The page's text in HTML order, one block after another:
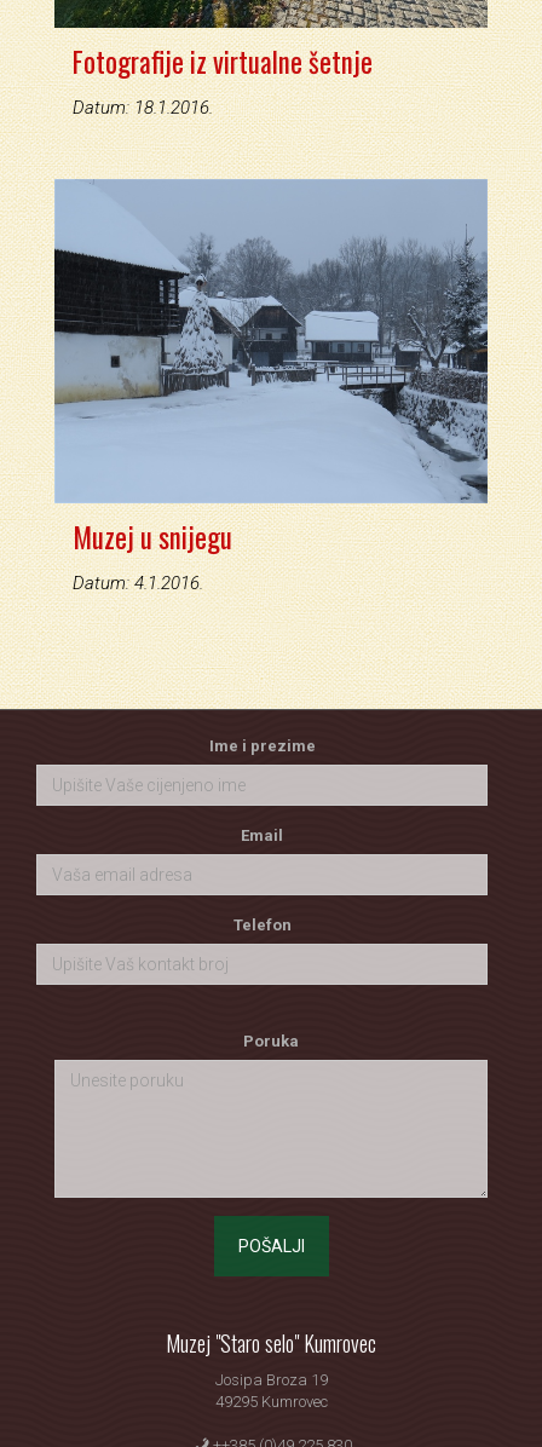
Fotografije iz virtualne šetnje
Datum: 18.1.2016.
Muzej u snijegu
Datum: 4.1.2016.
Ime i prezime
Email
Telefon
Poruka
POŠALJI
Muzej "Staro selo" Kumrovec
Josipa Broza 19
49295 Kumrovec